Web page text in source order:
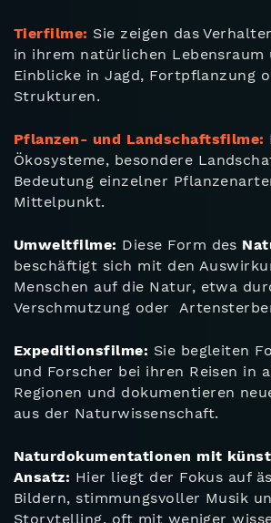
Tierfilme: Sie zeigen das
in ihrem natürlichen Lebensraum
Einblicke in Jagd, Fortpflanzung
Strukturen.
Pflanzen- und Landschaftsfilme:
Ökosysteme, besondere
Bedeutung einzelner
Mittelpunkt.
Umweltfilme: Diese Form des
beschäftigt sich mit den
Menschen auf die Natur, etwa
Verschmutzung oder
Expeditionsfilme: Sie begleiten
und Forscher bei ihren Reisen in
Regionen und dokumentieren
aus der Naturwissenschaft.
Naturdokumentationen mit
Ansatz: Hier liegt der Fokus auf
Bildern, stimmungsvoller Musik
Storytelling, oft mit weniger